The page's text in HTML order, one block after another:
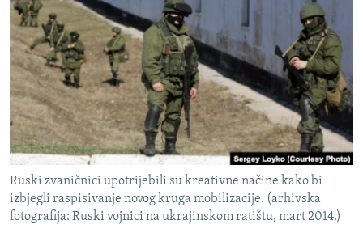
RSE PRIČE IZ SVIJETA
ISPRIČAJ MI
DNEVNO@RSE
SPECIJALI RSE
VIŠE OD NASLOVA
GENOCID U SREBRENICI
POPLAVE I KLIZIŠTA U BIH 2024.
TV LIBERTY
PRATITE NAS
Sve RFE/RL stranice
Ruski zvaničnici upotrijebili su kreativne načine kako bi
izbjegli raspisivanje novog kruga mobilizacije. (arhivska
fotografija: Ruski vojnici na ukrajinskom ratištu, mart 2014.)